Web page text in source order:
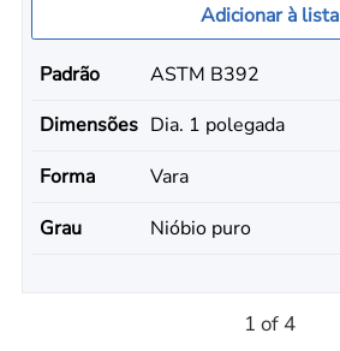
Adicionar à lista
Padrão
ASTM B392
Dimensões Dia. 1 polegada
Forma
Vara
Grau
Nióbio puro
1 of 4